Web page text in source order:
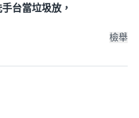
台當垃圾放，
檢舉